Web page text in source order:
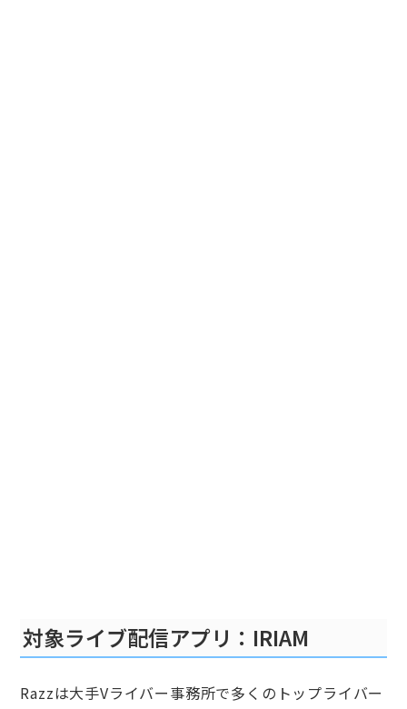
対象ライブ配信アプリ：IRIAM
Razzは大手Vライバー事務所で多くのトップライバー